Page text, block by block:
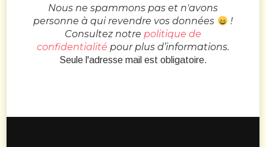
Nous ne spammons pas et n'avons
personne à qui revendre vos données
!
Consultez notre politique de
confidentialité pour plus d’informations.
Seule l'adresse mail est obligatoire.